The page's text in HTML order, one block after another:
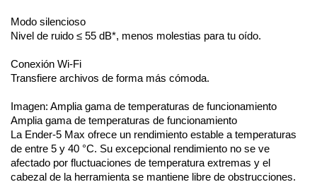
Modo silencioso
Nivel de ruido ≤ 55 dB*, menos molestias para tu oído.
Conexión Wi-Fi
Transfiere archivos de forma más cómoda.
Imagen: Amplia gama de temperaturas de funcionamiento
Amplia gama de temperaturas de funcionamiento
La Ender-5 Max ofrece un rendimiento estable a temperaturas
de entre 5 y 40 °C. Su excepcional rendimiento no se ve
afectado por fluctuaciones de temperatura extremas y el
cabezal de la herramienta se mantiene libre de obstrucciones.